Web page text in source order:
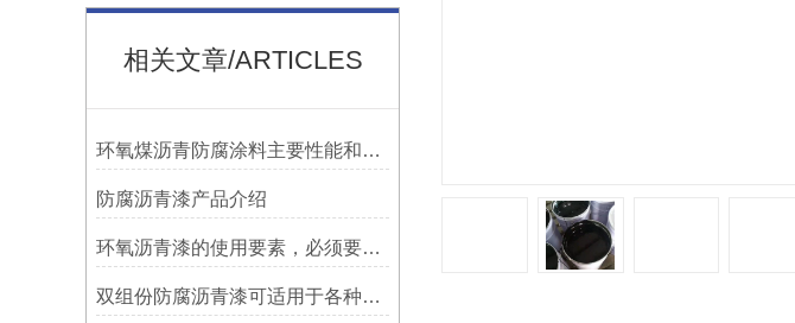
相关文章/ARTICLES
环氧煤沥青防腐涂料主要性能和用途
防腐沥青漆产品介绍
环氧沥青漆的使用要素，必须要知道！
双组份防腐沥青漆可适用于各种材质的表面处理